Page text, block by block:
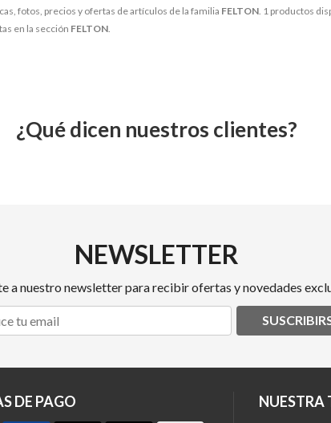
fotos, precios y ofertas de artículos de la familia FELTON . 1 productos
en la sección FELTON
¿Qué dicen nuestros clientes?
NEWSLETTER
a nuestro newsletter para recibir ofertas y novedades
DE PAGO NUESTRA